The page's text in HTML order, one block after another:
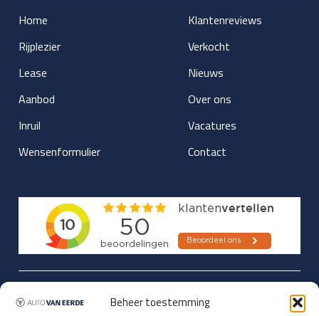
Beheer toestemming
Home
Rijplezier
Lease
Aanbod
Inruil
Wensenformulier
Klantenreviews
Verkocht
Nieuws
Over ons
Vacatures
Contact
Updates over nieuwbinnen-komers